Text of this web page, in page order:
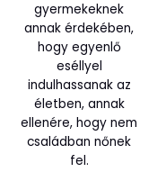
gyermekeknek
annak érdekében,
hogy egyenlő
eséllyel
indulhassanak az
életben, annak
ellenére, hogy nem
családban nőnek
fel.